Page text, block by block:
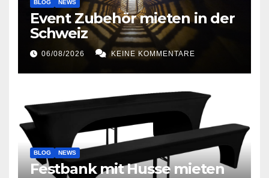
BLOG NEWS
Event Zubehör mieten in der
Schweiz
06/08/2026 KEINE KOMMENTARE
BLOG NEWS
Festbank mit Husse mieten